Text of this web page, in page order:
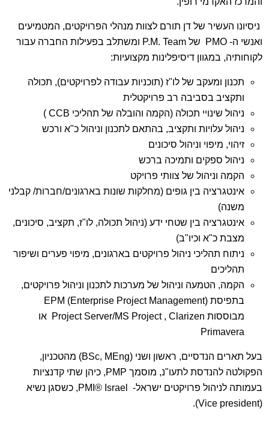
ניסיונו העשיר של דן תורם לצוות מנהלי הפרויקטים, המטמיעים
ואנשי ה- PMO של P.M. Team ומשתלב בפעילות החברה עבור
לקוחותיה, במגוון דיסיפלינות מקצועיות:
תכנון ומעקב של לו"ז (תוכניות עבודה לפרויקטים), תכולה
ותקציב בסביבה רב פרויקטלית
ניהול שינויי תכולה (הקמה והובלה של תהליכי CCB )
ניהול עלויות ותקציב, בהתאם לתכנון וניהול כ"א ורכש
זיהוי, מיפוי וניהול סיכונים
ניהול ספקים ותמיכה ברכש
הקמה וניהול של צוותי פרויקט
אינטגרציה בין גופים (מחלקות שונות בארגונים/חברות/ קבלני
משנה)
אינטגרציה בין שטחי ידע (ניהול תכולה, לו"ז, תקציב, סיכונים,
מצבת כ"א וכיו"ב)
ניתוח תהליכי ניהול פרויקטים בארגונים, מיפוי פערים ושיפור
תהליכים
הקמה, הטמעה וניהול של מערכות לתכנון וניהול פרויקטים,
בתפיסתEPM (Enterprise Project Management)
מבוססות Project Server/MS Project , Clarizen או
Primavera
בעל תארים הנדסיים, ראשון ושני (BSc, MEng) מהטכניון,
הפקולטה להנדסת לתעו"נ, מוסמך PMP, כיהן שתי קדנציות
בעמותה לניהול פרויקטים ישראל- PMI® Israel, כשסגן נשיא
(Vice president).